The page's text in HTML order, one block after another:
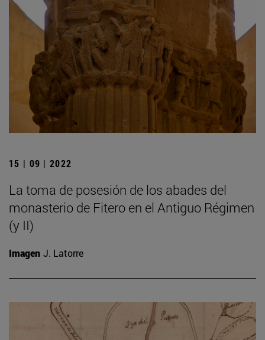
15 | 09 | 2022
La toma de posesión de los abades del
monasterio de Fitero en el Antiguo Régimen
(y II)
Imagen J. Latorre